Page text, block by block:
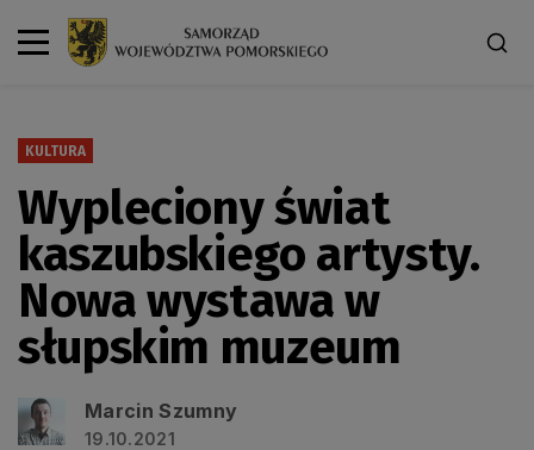
KULTURA
Wypleciony świat
kaszubskiego artysty.
Nowa wystawa w
słupskim muzeum
Marcin Szumny
19.10.2021